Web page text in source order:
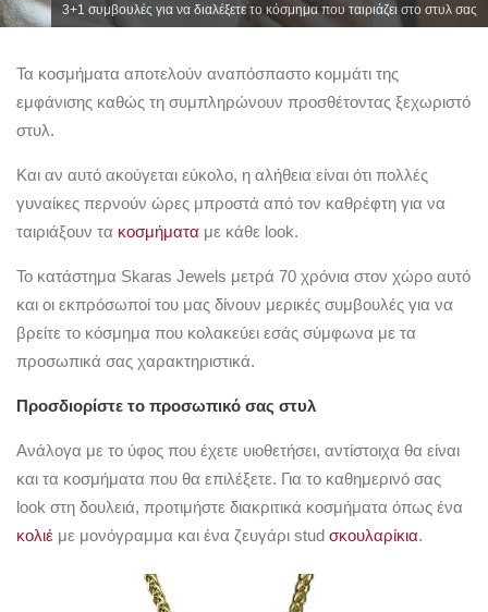
3+1 συμβουλές για να διαλέξετε το κόσμημα που ταιριάζει στο στυλ σας
Τα κοσμήματα αποτελούν αναπόσπαστο κομμάτι της
εμφάνισης καθώς τη συμπληρώνουν προσθέτοντας ξεχωριστό
στυλ.
Και αν αυτό ακούγεται εύκολο, η αλήθεια είναι ότι πολλές
γυναίκες περνούν ώρες μπροστά από τον καθρέφτη για να
ταιριάξουν τα κοσμήματα με κάθε look.
Το κατάστημα Skaras Jewels μετρά 70 χρόνια στον χώρο αυτό
και οι εκπρόσωποί του μας δίνουν μερικές συμβουλές για να
βρείτε το κόσμημα που κολακεύει εσάς σύμφωνα με τα
προσωπικά σας χαρακτηριστικά.
Προσδιορίστε το προσωπικό σας στυλ
Ανάλογα με το ύφος που έχετε υιοθετήσει, αντίστοιχα θα είναι
και τα κοσμήματα που θα επιλέξετε. Για το καθημερινό σας
look στη δουλειά, προτιμήστε διακριτικά κοσμήματα όπως ένα
κολιέ με μονόγραμμα και ένα ζευγάρι stud σκουλαρίκια.